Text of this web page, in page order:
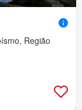
Região